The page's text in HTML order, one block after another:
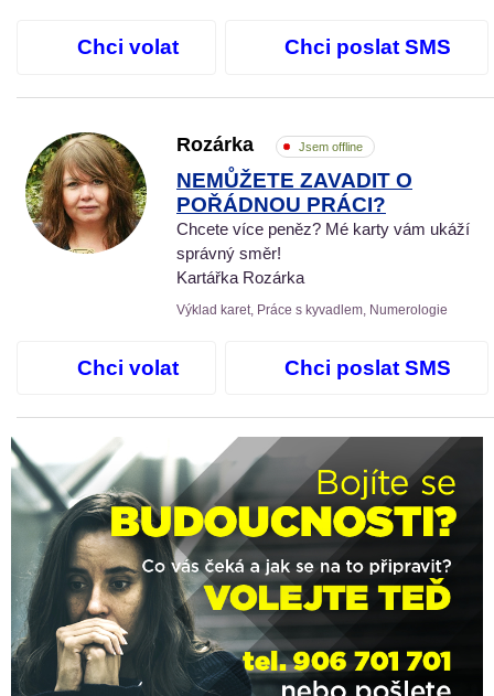
Chci volat Chci poslat SMS
Rozárka Jsem offline
NEMŮŽETE ZAVADIT O
POŘÁDNOU PRÁCI?
Chcete více peněz? Mé karty vám ukáží
správný směr!
Kartářka Rozárka
Výklad karet, Práce s kyvadlem, Numerologie
Chci volat Chci poslat SMS